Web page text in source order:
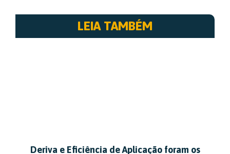
LEIA TAMBÉM
Deriva e Eficiência de Aplicação foram os